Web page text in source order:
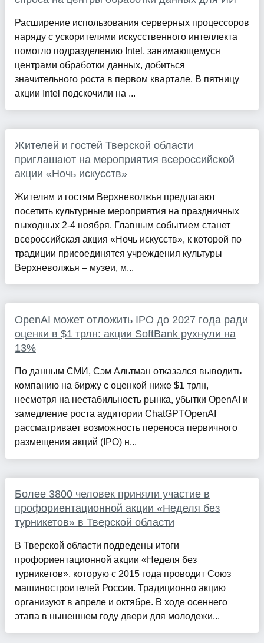
Расширение использования серверных процессоров
наряду с ускорителями искусственного интеллекта
помогло подразделению Intel, занимающемуся
центрами обработки данных, добиться
значительного роста в первом квартале. В пятницу
акции Intel подскочили на ...
Жителей и гостей Тверской области
приглашают на мероприятия всероссийской
акции «Ночь искусств»
Жителям и гостям Верхневолжья предлагают
посетить культурные мероприятия на праздничных
выходных 2-4 ноября. Главным событием станет
всероссийская акция «Ночь искусств», к которой по
традиции присоединятся учреждения культуры
Верхневолжья – музеи, м...
OpenAI может отложить IPO до 2027 года ради
оценки в $1 трлн: акции SoftBank рухнули на
13%
По данным СМИ, Сэм Альтман отказался выводить
компанию на биржу с оценкой ниже $1 трлн,
несмотря на нестабильность рынка, убытки OpenAI и
замедление роста аудитории ChatGPTOpenAI
рассматривает возможность переноса первичного
размещения акций (IPO) н...
Более 3800 человек приняли участие в
профориентационной акции «Неделя без
турникетов» в Тверской области
В Тверской области подведены итоги
профориентационной акции «Неделя без
турникетов», которую с 2015 года проводит Союз
машиностроителей России. Традиционно акцию
организуют в апреле и октябре. В ходе осеннего
этапа в нынешнем году двери для молодежи...